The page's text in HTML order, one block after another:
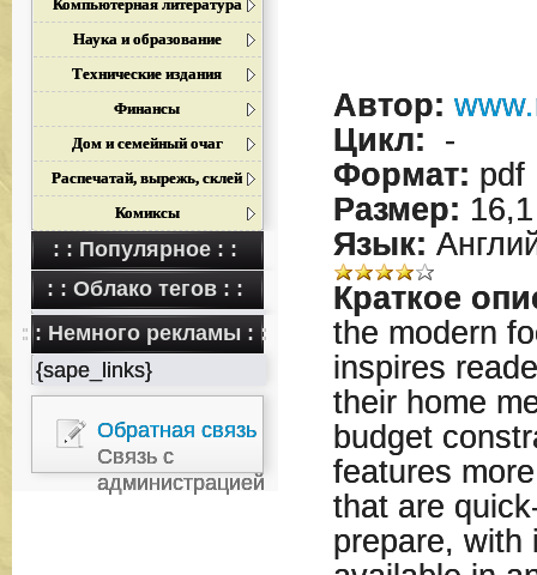
Компьютерная литература
Наука и образование
Технические издания
Финансы
Дом и семейный очаг
Распечатай, вырежь, склей
Комиксы
: : Популярное : :
: : Облако тегов : :
: : Немного рекламы : :
{sape_links}
Обратная связь
Связь с
администрацией
Автор:
Цикл: -
Формат: pdf
Размер:
Язык:
Краткое
the modern
inspires
their home
budget
features
that are
prepare, with